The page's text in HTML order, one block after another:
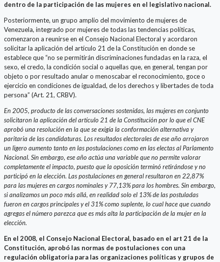
dentro de la participación de las mujeres en el legislativo nacional.
Posteriormente, un grupo amplio del movimiento de mujeres de
Venezuela, integrado por mujeres de todas las tendencias políticas,
comenzaron a reunirse en el Consejo Nacional Electoral y acordaron
solicitar la aplicación del artículo 21 de la Constitución en donde se
establece que “no se permitirán discriminaciones fundadas en la raza, el
sexo, el credo, la condición social o aquellas que, en general, tengan por
objeto o por resultado anular o menoscabar el reconocimiento, goce o
ejercicio en condiciones de igualdad, de los derechos y libertades de toda
persona” (Art. 21, CRBV).
En 2005, producto de las conversaciones sostenidas, las mujeres en conjunto
solicitaron la aplicación del artículo 21 de la Constitución por lo que el CNE
aprobó una resolución en la que se exigía la conformación alternativa y
paritaria de las candidaturas. Los resultados electorales de ese año arrojaron
un ligero aumento tanto en las postulaciones como en las electas al Parlamento
Nacional. Sin embargo, ese año actúa una variable que no permite valorar
completamente el impacto, puesto que la oposición terminó retirándose y no
participó en la elección. Las postulaciones en general resultaron en 22,87%
para las mujeres en cargos nominales y 77,13% para los hombres. Sin embargo,
si analizamos un poco más allá, en realidad solo el 13% de las postuladas
fueron en cargos principales y el 31% como suplente, lo cual hace que cuando
agregas el número parezca que es más alta la participación de la mujer en la
elección.
En el 2008, el Consejo Nacional Electoral, basado en el art 21 de la
Constitución, aprobó las normas de postulaciones con una
regulación obligatoria para las organizaciones políticas y grupos de